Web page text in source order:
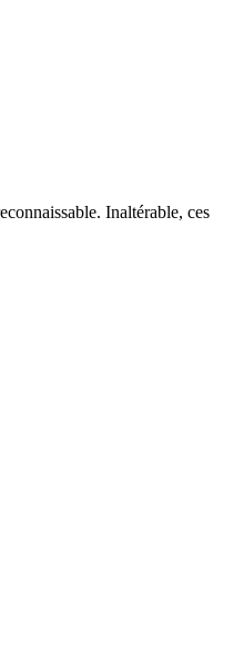
Inaltérable, ces